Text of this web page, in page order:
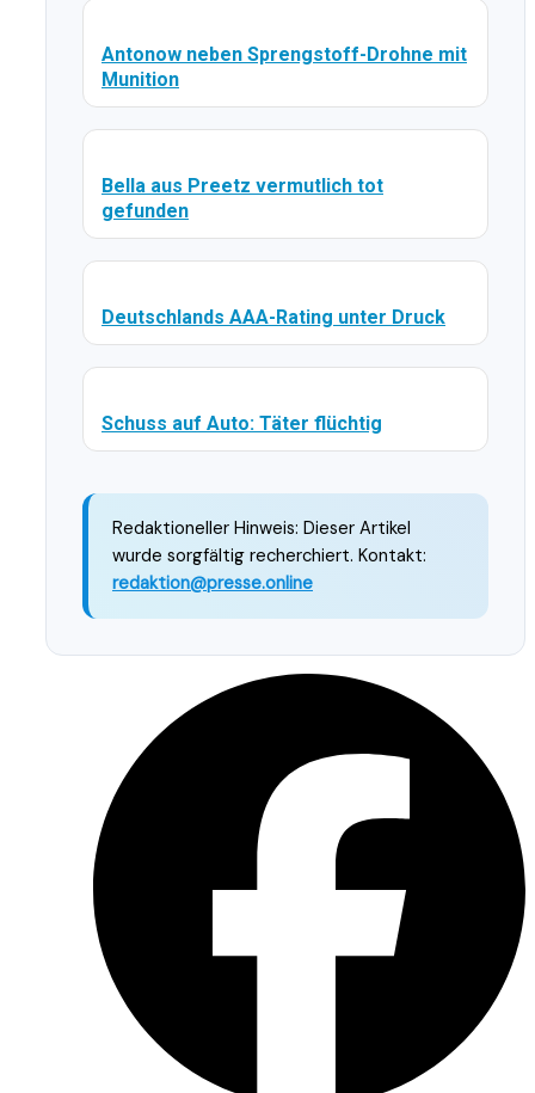
Antonow neben Sprengstoff-Drohne mit
Munition
Bella aus Preetz vermutlich tot
gefunden
Deutschlands AAA-Rating unter Druck
Schuss auf Auto: Täter flüchtig
Redaktioneller Hinweis: Dieser Artikel
wurde sorgfältig recherchiert. Kontakt:
redaktion@presse.online